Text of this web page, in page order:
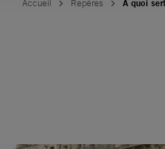
Accueil Repères À quoi